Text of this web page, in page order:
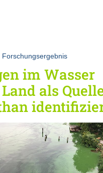
Forschungsergebnis
im Wasser
als